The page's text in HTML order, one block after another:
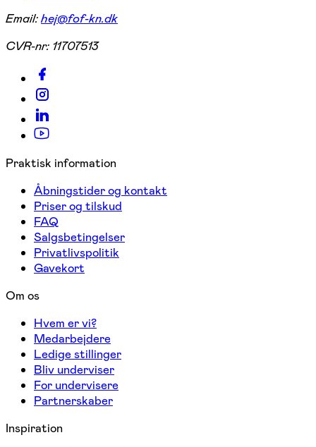
Email:hej@fof-kn.dk
CVR-nr: 11707513
Praktisk information
Åbningstider og kontakt
Priser og tilskud
FAQ
Salgsbetingelser
Privatlivspolitik
Gavekort
Om os
Hvem er vi?
Medarbejdere
Ledige stillinger
Bliv underviser
For undervisere
Partnerskaber
Inspiration